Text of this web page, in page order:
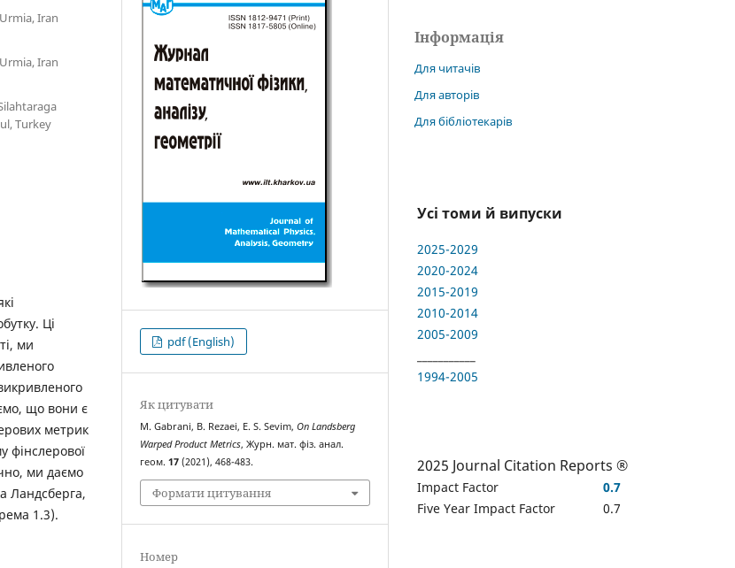
Iran
Iran
Turkey
Цi
ми
що вони є
метрик
фiнслерової
ми даємо
Ландсберга,
1.3).
pdf (English)
Як цитувати
M. Gabrani, B. Rezaei, E. S. Sevim,On Landsberg
Warped Product Metrics, Журн. мат. фіз. анал.
геом.17 (2021), 468-483.
Формати цитування
Номер
Інформація
Для читачів
Для авторів
Для бібліотекарів
Усі томи й випуски
2025-2029
2020-2024
2015-2019
2010-2014
2005-2009
1994-2005
2025 Journal Citation Reports ®
Impact Factor
0.7
Five Year Impact Factor
0.7